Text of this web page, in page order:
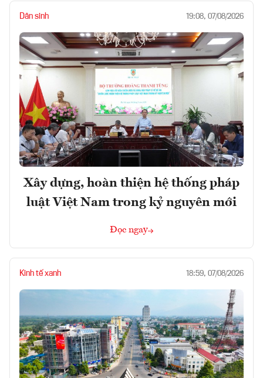
Dân sinh 19:08, 07/08/2026
Xây dựng, hoàn thiện hệ thống pháp
luật Việt Nam trong kỷ nguyên mới
Đọc ngay
Kinh tế xanh 18:59, 07/08/2026